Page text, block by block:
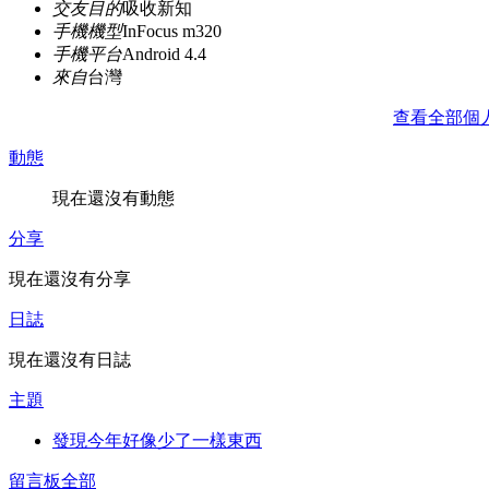
交友目的吸收新知
手機機型InFocus m320
手機平台Android 4.4
來自台灣
查看全部個
動態
現在還沒有動態
分享
現在還沒有分享
日誌
現在還沒有日誌
主題
發現今年好像少了一樣東西
留言板全部